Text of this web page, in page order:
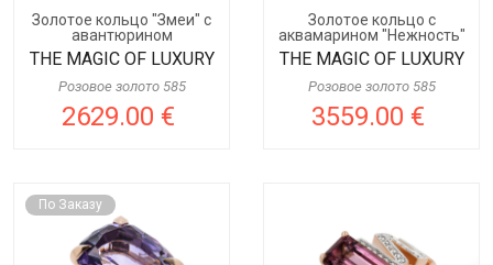
Золотое кольцо "Змеи" с
авантюрином
THE MAGIC OF LUXURY
Розовое золото 585
2629.00 €
Золотое кольцо с
аквамарином "Нежность"
THE MAGIC OF LUXURY
Розовое золото 585
3559.00 €
По Заказу